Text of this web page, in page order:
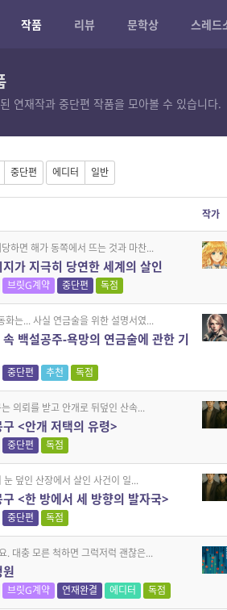
작품 리뷰 문학상 스레드
연재작과 중단편 작품을 모아볼 수 있습니다.
중단편 에디터 일반
작가
하면 해가 동쪽에서 뜨는 것과 마찬...
가 지극히 당연한 세계의 살인
브릿G계약 중단편 독점
화는... 사실 연금술을 위한 설명서였...
백설공주-욕망의 연금술에 관한 기
중단편 추천 독점
의뢰를 받고 안개로 뒤덮인 산속...
구 <안개 저택의 유령>
중단편 독점
눈 덮인 산장에서 살인 사건이 일...
구 <한 방에서 세 방향의 발자국>
중단편 독점
. 대충 모른 척하면 그럭저럭 괜찮은...
브릿G계약 연재완결 에디터 독점